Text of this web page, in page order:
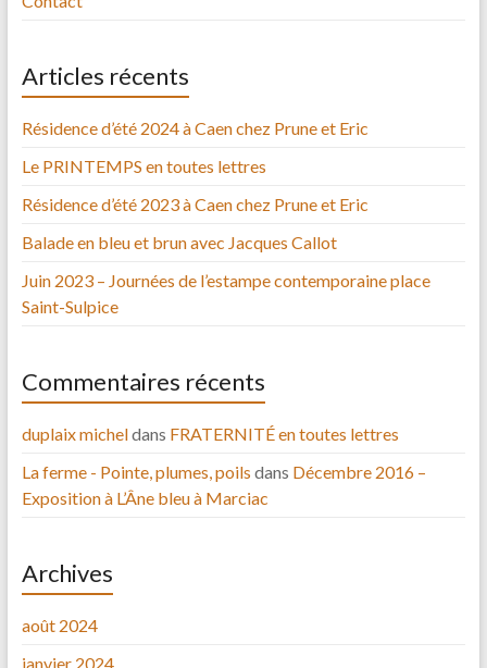
Articles récents
Résidence d’été 2024 à Caen chez Prune et Eric
Le PRINTEMPS en toutes lettres
Résidence d’été 2023 à Caen chez Prune et Eric
Balade en bleu et brun avec Jacques Callot
Juin 2023 – Journées de l’estampe contemporaine place
Saint-Sulpice
Commentaires récents
duplaix micheldans FRATERNITÉ en toutes lettres
La ferme - Pointe, plumes, poils dans Décembre 2016 –
Exposition à L’Âne bleu à Marciac
Archives
août 2024
janvier 2024